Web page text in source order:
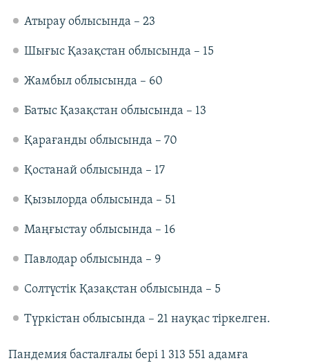
Атырау облысында – 23
Шығыс Қазақстан облысында – 15
Жамбыл облысында – 60
Батыс Қазақстан облысында – 13
Қарағанды облысында – 70
Қостанай облысында – 17
Қызылорда облысында – 51
Маңғыстау облысында – 16
Павлодар облысында – 9
Солтүстік Қазақстан облысында – 5
Түркістан облысында – 21 науқас тіркелген.
Пандемия басталғалы бері 1 313 551 адамға